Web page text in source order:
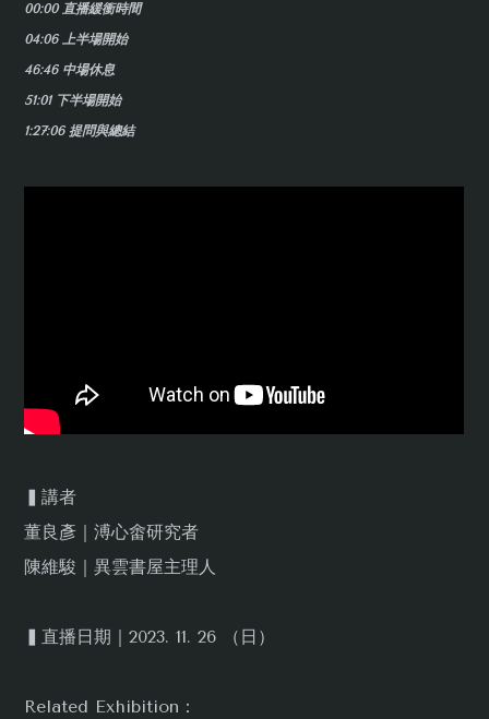
00:00 直播緩衝時間
04:06 上半場開始
46:46 中場休息
51:01 下半場開始
1:27:06 提問與總結
▍講者
董良彥｜溥心畬研究者
陳維駿｜異雲書屋主理人
▍直播日期｜2023. 11. 26 （日）
Related Exhibition：